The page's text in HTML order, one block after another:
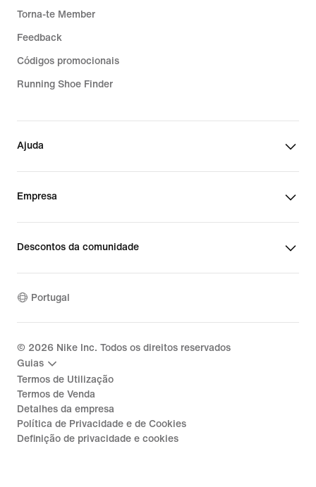
Torna-te Member
Feedback
Códigos promocionais
Running Shoe Finder
Ajuda
Empresa
Descontos da comunidade
Portugal
© 2026 Nike Inc. Todos os direitos reservados
Guias
Termos de Utilização
Termos de Venda
Detalhes da empresa
Política de Privacidade e de Cookies
Definição de privacidade e cookies